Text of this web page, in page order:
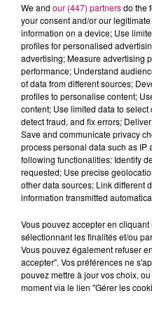
Flash infos
Crédit :Flash infos
We and our (447) partnersdo the
your consent and/or our
information on a device; Use
profiles for personalised
advertising; Measure advertising
performance; Understand
of data from different sources;
profiles to personalise content;
content; Use limited data to
detect fraud, and fix errors;
Save and communicate privacy
process personal data such as IP
following functionalities: Identify
requested; Use precise
other data sources; Link different
information transmitted
Vous pouvez accepter en
sélectionnant les finalités et/ou
Vous pouvez également refuser
accepter". Vos préférences ne
pouvez mettre à jour vos choix,
moment via le lien "Gérer les